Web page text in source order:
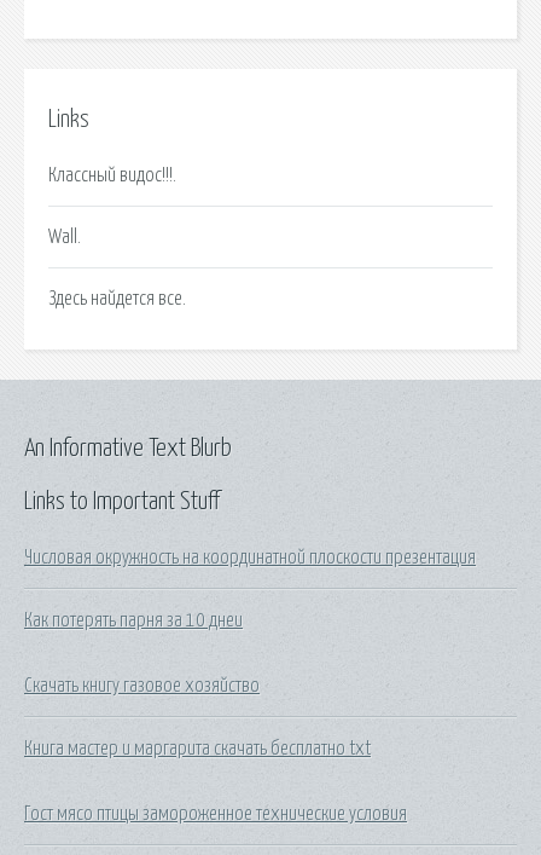
Links
Классный видос!!!.
Wall.
Здесь найдется все.
Links to Important Stuff
Числовая окружность на координатной плоскости презентация
Как потерять парня за 10 днеи
Скачать книгу газовое хозяйство
Книга мастер и маргарита скачать бесплатно txt
Гост мясо птицы замороженное технические условия
An Informative Text Blurb